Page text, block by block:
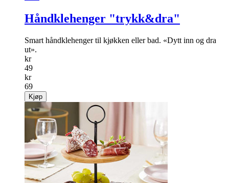
Håndklehenger "trykk&dra"
Smart håndkle­henger til kjøkken eller bad. «Dytt inn og dra
ut».
kr
49
kr
69
Kjøp